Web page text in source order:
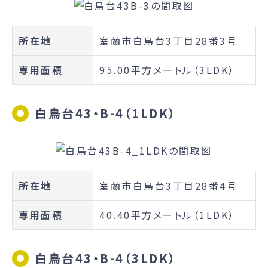
所在地 室蘭市白鳥台3丁目28番3号
専用面積 95.00平方メートル（3LDK）
白鳥台43・B-4（1LDK）
所在地 室蘭市白鳥台3丁目28番4号
専用面積 40.40平方メートル（1LDK）
白鳥台43・B-4（3LDK）